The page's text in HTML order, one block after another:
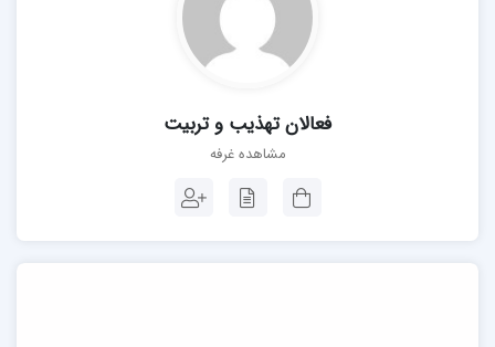
فعالان تهذیب و تربیت
مشاهده غرفه